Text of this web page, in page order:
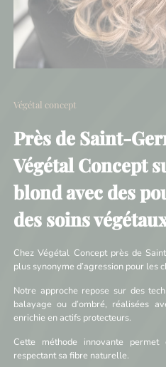
Végétal concept
Près de Saint-
Végétal Concept
blond avec des
des soins
Chez Végétal Concept près de
plus synonyme d’agression pour les
Notre approche repose sur des
balayage ou d’ombré, réalisées
enrichie en actifs protecteurs.
Cette méthode innovante
respectant sa fibre naturelle.